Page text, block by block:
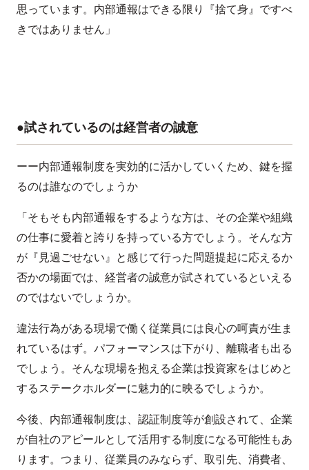
思っています。内部通報はできる限り『捨て身』ですべ
きではありません」
●試されているのは経営者の誠意
ーー内部通報制度を実効的に活かしていくため、鍵を握
るのは誰なのでしょうか
「そもそも内部通報をするような方は、その企業や組織
の仕事に愛着と誇りを持っている方でしょう。そんな方
が『見過ごせない』と感じて行った問題提起に応えるか
否かの場面では、経営者の誠意が試されているといえる
のではないでしょうか。
違法行為がある現場で働く従業員には良心の呵責が生ま
れているはず。パフォーマンスは下がり、離職者も出る
でしょう。そんな現場を抱える企業は投資家をはじめと
するステークホルダーに魅力的に映るでしょうか。
今後、内部通報制度は、認証制度等が創設されて、企業
が自社のアピールとして活用する制度になる可能性もあ
ります。つまり、従業員のみならず、取引先、消費者、